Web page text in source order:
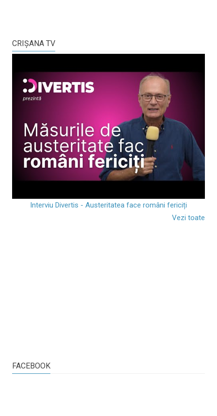
CRIŞANA TV
Interviu Divertis - Austeritatea face români fericiți
Vezi toate
FACEBOOK